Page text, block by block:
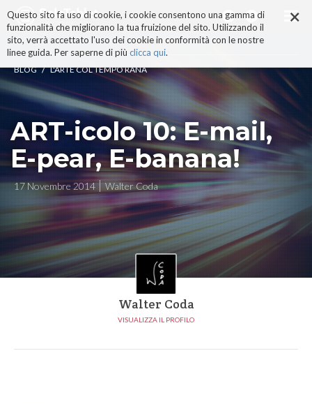
×
Questo sito fa uso di cookie, i cookie consentono una gamma di
funzionalità che migliorano la tua fruizione del sito. Utilizzando il
sito, verrà accettato l'uso dei cookie in conformità con le nostre
linee guida. Per saperne di più clicca qui.
ai
contenuti.
|
alla
navigazione
BLOG / L'ARTE COL TEMPO RANA
ART-icolo 10: E-mail,
E-pear, E-banana!
17 Novembre 2014 Walter Coda
Walter Coda
VISUALIZZA IL PROFILO